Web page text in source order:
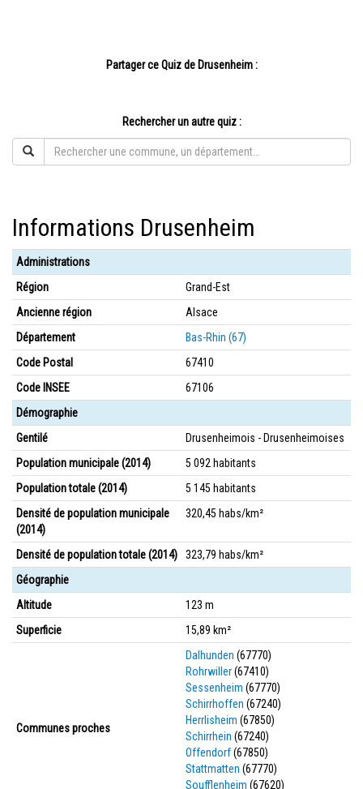
Partager ce Quiz de Drusenheim :
Rechercher un autre quiz :
Informations Drusenheim
Administrations
Région
Grand-Est
Ancienne région
Alsace
Département
Bas-Rhin (67)
Code Postal
67410
Code INSEE
67106
Démographie
Gentilé
Drusenheimois - Drusenheimoises
Population municipale (2014)
5 092 habitants
Population totale (2014)
5 145 habitants
Densité de population municipale
(2014)
320,45 habs/km²
Densité de population totale (2014)
323,79 habs/km²
Géographie
Altitude
123 m
Superficie
15,89 km²
Communes proches
Dalhunden (67770)
Rohrwiller(67410)
Sessenheim (67770)
Schirrhoffen (67240)
Herrlisheim (67850)
Schirrhein (67240)
Offendorf(67850)
Stattmatten (67770)
Soufflenheim (67620)